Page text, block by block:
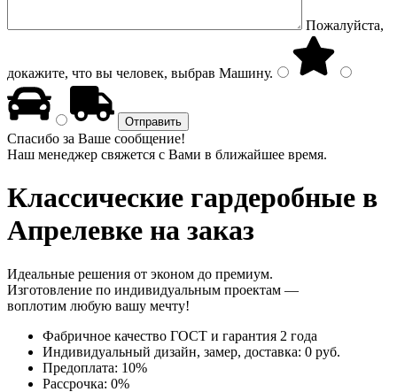
Пожалуйста,
докажите, что вы человек, выбрав Машину.
Спасибо за Ваше сообщение!
Наш менеджер свяжется с Вами в ближайшее время.
Классические гардеробные в
Апрелевке на заказ
Идеальные решения от эконом до премиум.
Изготовление по индивидуальным проектам —
воплотим любую вашу мечту!
Фабричное качество ГОСТ и гарантия 2 года
Индивидуальный дизайн, замер, доставка: 0 руб.
Предоплата: 10%
Рассрочка: 0%